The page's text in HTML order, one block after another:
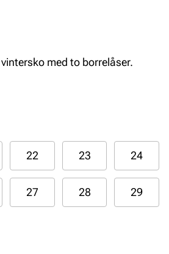
med to borrelåser.
22 23 24
27 28 29